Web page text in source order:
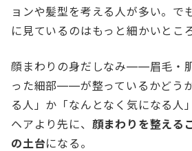
ョンや髪型を考える人が多い。で
に見ているのはもっと細かいとこ
顔まわりの身だしなみ——眉毛・
った細部——が整っているかどう
る人」か「なんとなく気になる人
ヘアより先に、 顔まわりを整える
の土台になる。